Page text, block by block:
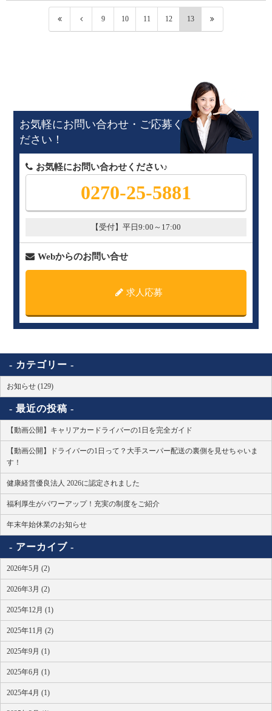
9 10 11 12 13
お気軽にお問い合わせ・ご応募く
ださい！
お気軽にお問い合わせください♪
0270-25-5881
【受付】平日9:00～17:00
Webからのお問い合せ
求人応募
カテゴリー
お知らせ (129)
最近の投稿
【動画公開】キャリアカードライバーの1日を完全ガイド
【動画公開】ドライバーの1日って？大手スーパー配送の裏側を見せちゃいま
す！
健康経営優良法人 2026に認定されました
福利厚生がパワーアップ！充実の制度をご紹介
年末年始休業のお知らせ
アーカイブ
2026年5月 (2)
2026年3月 (2)
2025年12月 (1)
2025年11月 (2)
2025年9月 (1)
2025年6月 (1)
2025年4月 (1)